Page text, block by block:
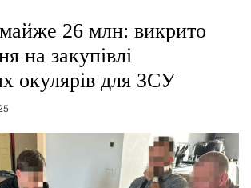
26 млн: викрито
на закупівлі
окулярів для ЗСУ